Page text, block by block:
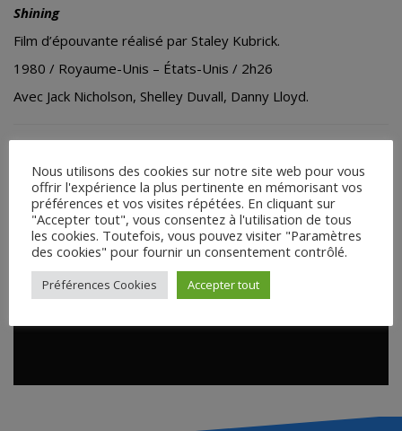
Shining
Film d’épouvante réalisé par Staley Kubrick.
1980 / Royaume-Unis – États-Unis / 2h26
Avec Jack Nicholson, Shelley Duvall, Danny Lloyd.
Nous utilisons des cookies sur notre site web pour vous
offrir l'expérience la plus pertinente en mémorisant vos
préférences et vos visites répétées. En cliquant sur
"Accepter tout", vous consentez à l'utilisation de tous
les cookies. Toutefois, vous pouvez visiter "Paramètres
des cookies" pour fournir un consentement contrôlé.
Préférences Cookies Accepter tout